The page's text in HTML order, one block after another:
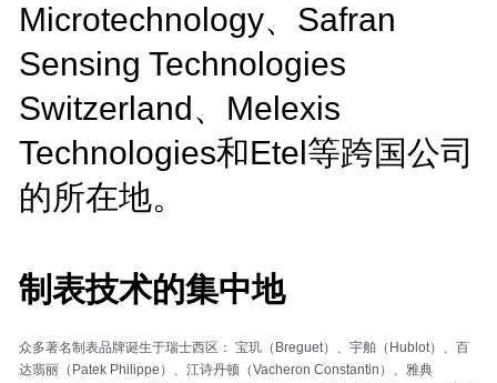
Microtechnology、Safran
Sensing Technologies
Switzerland、Melexis
Technologies和Etel等跨国公司
的所在地。
制表技术的集中地
众多著名制表品牌诞生于瑞士西区： 宝玑（Breguet）、宇舶（Hublot）、百
达翡丽（Patek Philippe）、江诗丹顿（Vacheron Constantin）、雅典